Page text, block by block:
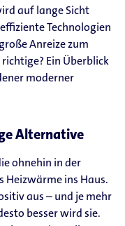
auf lange Sicht
Technologien
Anreize zum
Ein Überblick
moderner
Alternative
ohnehin in der
Heizwärme ins Haus.
aus – und je mehr
besser wird sie.